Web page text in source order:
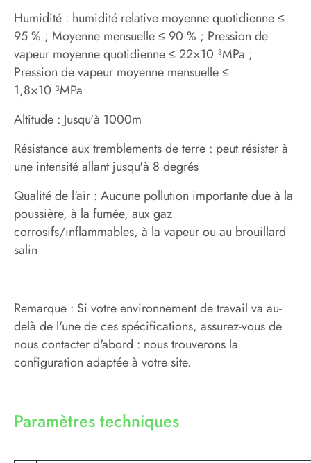
Humidité : humidité relative moyenne quotidienne ≤
95 % ; Moyenne mensuelle ≤ 90 % ; Pression de
vapeur moyenne quotidienne ≤ 22×10⁻³MPa ;
Pression de vapeur moyenne mensuelle ≤
1,8×10⁻³MPa
Altitude : Jusqu'à 1000m
Résistance aux tremblements de terre : peut résister à
une intensité allant jusqu'à 8 degrés
Qualité de l'air : Aucune pollution importante due à la
poussière, à la fumée, aux gaz
corrosifs/inflammables, à la vapeur ou au brouillard
salin
Remarque : Si votre environnement de travail va au-
delà de l'une de ces spécifications, assurez-vous de
nous contacter d'abord : nous trouverons la
configuration adaptée à votre site.
Paramètres techniques